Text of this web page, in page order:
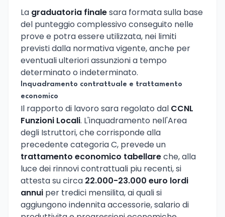
La graduatoria finalesara formata sulla base
del punteggio complessivo conseguito nelle
prove e potra essere utilizzata, nei limiti
previsti dalla normativa vigente, anche per
eventuali ulteriori assunzioni a tempo
determinato o indeterminato.
Inquadramento contrattuale e trattamento
economico
Il rapporto di lavoro sara regolato dal CCNL
Funzioni Locali. L'inquadramento nell'Area
degli Istruttori, che corrisponde alla
precedente categoria C, prevede un
trattamento economico tabellareche, alla
luce dei rinnovi contrattuali piu recenti, si
attesta su circa 22.000-23.000 euro lordi
annui per tredici mensilita, ai quali si
aggiungono indennita accessorie, salario di